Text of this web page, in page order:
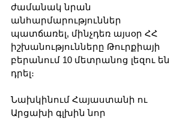
ժամանակ նրան
անհարմարություններ
պատճառել, մինչդեռ այսօր ՀՀ
իշխանությունները Թուրքիայի
բերանում 10 մետրանոց լեզու են
դրել։
Նախկինում Հայաստանի ու
Արցախի գլխին նոր